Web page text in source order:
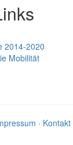
2014-2020
Mobilität
· Kontakt